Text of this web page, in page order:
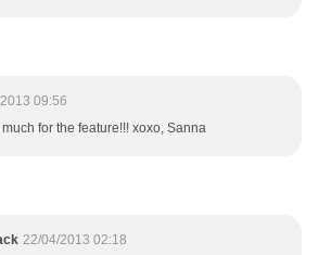
09:56
for the feature!!! xoxo, Sanna
22/04/2013 02:18